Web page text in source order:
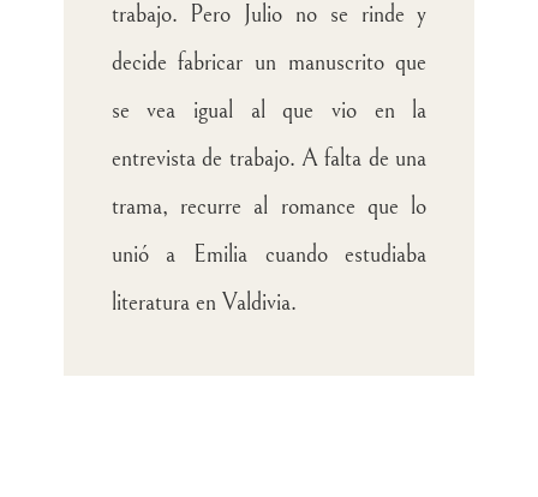
trabajo. Pero Julio no se rinde y
decide fabricar un manuscrito que
se vea igual al que vio en la
entrevista de trabajo. A falta de una
trama, recurre al romance que lo
unió a Emilia cuando estudiaba
literatura en Valdivia.